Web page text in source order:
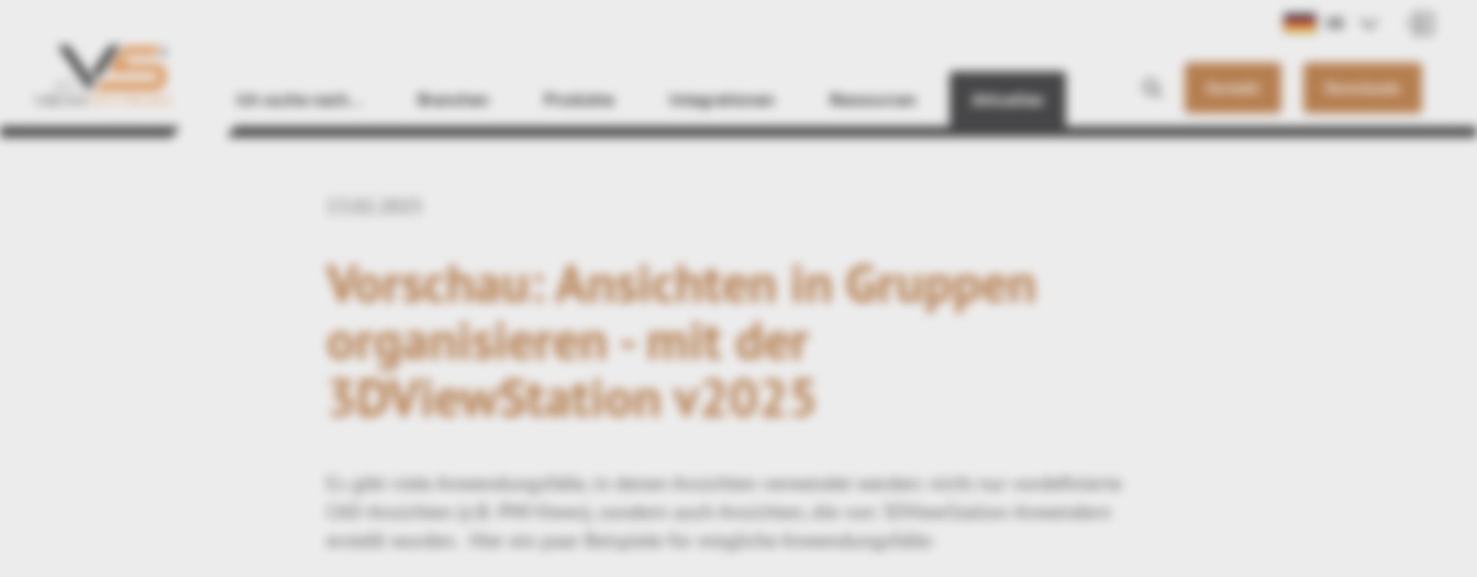
Ich suche nach… Branchen Produkte Integrationen Ressourcen Aktuelles Kontakt Downloads
DE
Vorschau: Ansichten in Gruppen
organisieren - mit der
3DViewStation v2025
Es gibt viele Anwendungsfälle, in denen Ansichten verwendet werden: nicht nur vordefinierte
CAD-Ansichten (z.B. PMI-Views), sondern auch Ansichten, die von 3DViewStation-Anwendern
erstellt wurden. Hier ein paar Beispiele für mögliche Anwendungsfälle: